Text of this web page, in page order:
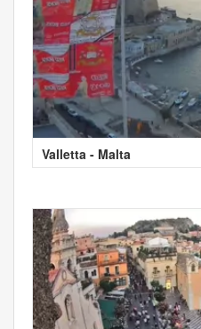
Valletta - Malta